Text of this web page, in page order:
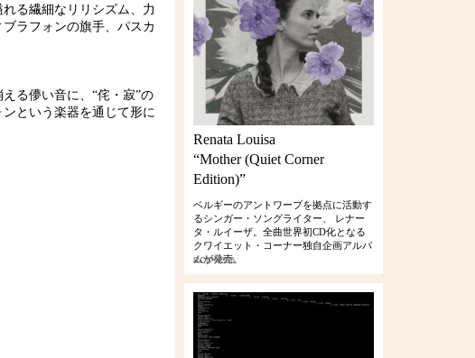
る繊細なリリシズム、力
ラフォンの旗手、パスカ
る儚い音に、“侘・寂”の
という楽器を通じて形に
Renata Louisa
“Mother (Quiet Corner
Edition)”
ベルギーのアントワープを拠点に活動す
るシンガー・ソングライター、 レナー
タ・ルイーザ。全曲世界初CD化となる
クワイエット・コーナー独自企画アルバ
ムが発売。
RCIP-0386